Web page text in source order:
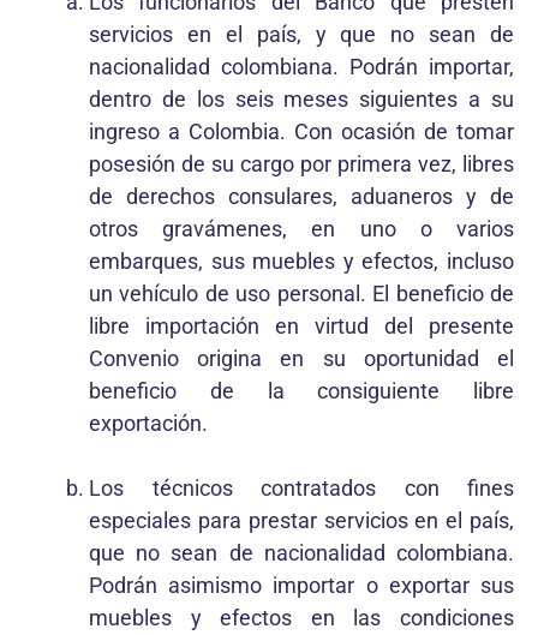
servicios en el país, y que no sean de
nacionalidad colombiana. Podrán importar,
dentro de los seis meses siguientes a su
ingreso a Colombia. Con ocasión de tomar
posesión de su cargo por primera vez, libres
de derechos consulares, aduaneros y de
otros gravámenes, en uno o varios
embarques, sus muebles y efectos, incluso
un vehículo de uso personal. El beneficio de
libre importación en virtud del presente
Convenio origina en su oportunidad el
beneficio de la consiguiente libre
exportación.
Los técnicos contratados con fines
especiales para prestar servicios en el país,
que no sean de nacionalidad colombiana.
Podrán asimismo importar o exportar sus
muebles y efectos en las condiciones